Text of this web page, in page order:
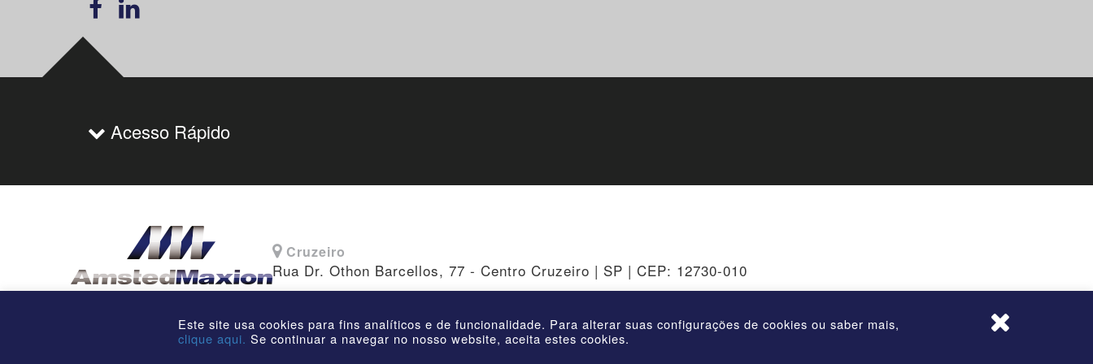
Acesso Rápido
Cruzeiro
Rua Dr. Othon Barcellos, 77 - Centro Cruzeiro | SP | CEP: 12730-010
©2026 | AmstedMaxion Criando Caminhos | Todos os direitos reservados
Este site usa cookies para fins analíticos e de funcionalidade. Para alterar suas configurações de cookies ou saber mais,
clique aqui.Se continuar a navegar no nosso website, aceita estes cookies.